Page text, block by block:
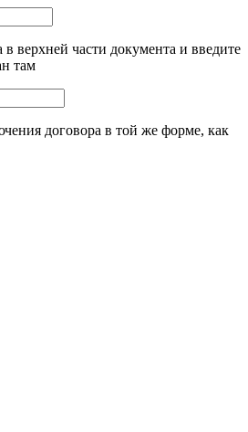
верхней части документа и введите
там
договора в той же форме, как